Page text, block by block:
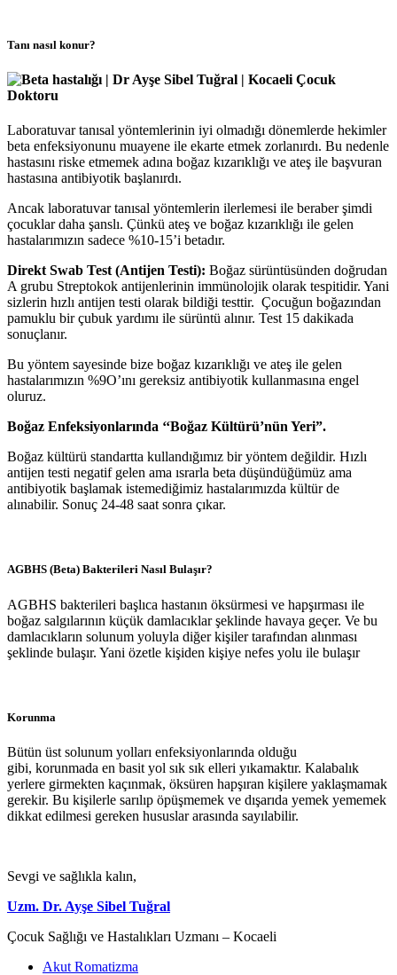
Tanı nasıl konur?
Laboratuvar tanısal yöntemlerinin iyi olmadığı dönemlerde hekimler
beta enfeksiyonunu muayene ile ekarte etmek zorlanırdı. Bu nedenle
hastasını riske etmemek adına boğaz kızarıklığı ve ateş ile başvuran
hastasına antibiyotik başlanırdı.
Ancak laboratuvar tanısal yöntemlerin ilerlemesi ile beraber şimdi
çocuklar daha şanslı. Çünkü ateş ve boğaz kızarıklığı ile gelen
hastalarımızın sadece %10-15’i betadır.
Direkt Swab Test (Antijen Testi): Boğaz sürüntüsünden doğrudan
A grubu Streptokok antijenlerinin immünolojik olarak tespitidir. Yani
sizlerin hızlı antijen testi olarak bildiği testtir. Çocuğun boğazından
pamuklu bir çubuk yardımı ile sürüntü alınır. Test 15 dakikada
sonuçlanır.
Bu yöntem sayesinde bize boğaz kızarıklığı ve ateş ile gelen
hastalarımızın %9O’ını gereksiz antibiyotik kullanmasına engel
oluruz.
Boğaz Enfeksiyonlarında ‘‘Boğaz Kültürü’nün Yeri”.
Boğaz kültürü standartta kullandığımız bir yöntem değildir. Hızlı
antijen testi negatif gelen ama ısrarla beta düşündüğümüz ama
antibiyotik başlamak istemediğimiz hastalarımızda kültür de
alınabilir. Sonuç 24-48 saat sonra çıkar.
AGBHS (Beta) Bakterileri Nasıl Bulaşır?
AGBHS bakterileri başlıca hastanın öksürmesi ve hapşırması ile
boğaz salgılarının küçük damlacıklar şeklinde havaya geçer. Ve bu
damlacıkların solunum yoluyla diğer kişiler tarafından alınması
şeklinde bulaşır. Yani özetle kişiden kişiye nefes yolu ile bulaşır
Korunma
Bütün üst solunum yolları enfeksiyonlarında olduğu
gibi, korunmada en basit yol sık sık elleri yıkamaktır. Kalabalık
yerlere girmekten kaçınmak, öksüren hapşıran kişilere yaklaşmamak
gerekir. Bu kişilerle sarılıp öpüşmemek ve dışarıda yemek yememek
dikkat edilmesi gereken hususlar arasında sayılabilir.
Sevgi ve sağlıkla kalın,
Uzm. Dr. Ayşe Sibel Tuğral
Çocuk Sağlığı ve Hastalıkları Uzmanı – Kocaeli
Akut Romatizma